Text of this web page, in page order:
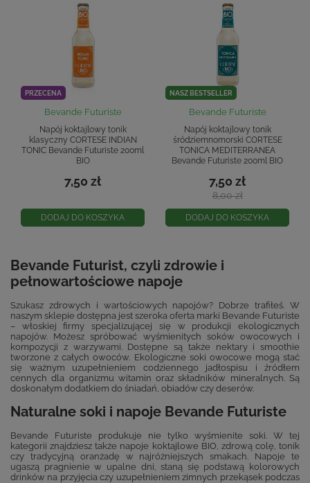
PRZECENA
Bevande Futuriste
Napój koktajlowy tonik
klasyczny CORTESE INDIAN
TONIC Bevande Futuriste 200ml
BIO
7,50 zł
DODAJ DO KOSZYKA
NASZ BESTSELLER
Bevande Futuriste
Napój koktajlowy tonik
śródziemnomorski CORTESE
TONICA MEDITERRANEA
Bevande Futuriste 200ml BIO
8,00 zł
7,50 zł
DODAJ DO KOSZYKA
Bevande Futurist, czyli zdrowie i
pełnowartościowe napoje
Szukasz zdrowych i wartościowych napojów? Dobrze trafiłeś. W
naszym sklepie dostępna jest szeroka oferta marki Bevande Futuriste
– włoskiej firmy specjalizującej się w produkcji ekologicznych
napojów. Możesz spróbować wyśmienitych soków owocowych i
kompozycji z warzywami. Dostępne są także nektary i smoothie
tworzone z całych owoców. Ekologiczne soki owocowe mogą stać
się ważnym uzupełnieniem codziennego jadłospisu i źródłem
cennych dla organizmu witamin oraz składników mineralnych. Są
doskonałym dodatkiem do śniadań, obiadów czy deserów.
Naturalne soki i napoje Bevande Futuriste
Bevande Futuriste produkuje nie tylko wyśmienite soki. W tej
kategorii znajdziesz także napoje koktajlowe BIO, zdrową colę, tonik
czy tradycyjną oranżadę w najróżniejszych smakach. Napoje te
ugaszą pragnienie w upalne dni, staną się podstawą kolorowych
drinków na przyjęcia czy uzupełnieniem zimnych przekąsek podczas